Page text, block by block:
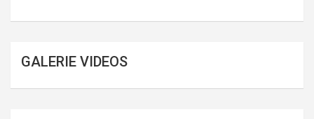
GALERIE VIDEOS